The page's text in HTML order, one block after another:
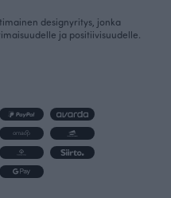
designyritys, jonka
ja positiivisuudelle.